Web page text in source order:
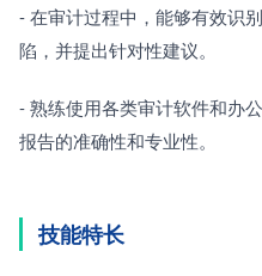
- 在审计过程中，能够有效识
陷，并提出针对性建议。
- 熟练使用各类审计软件和办
报告的准确性和专业性。
技能特长